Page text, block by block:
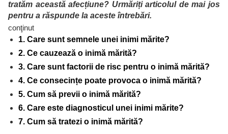
tratăm această afecțiune? Urmăriți articolul de mai jos
pentru a răspunde la aceste întrebări.
conţinut
1. Care sunt semnele unei inimi mărite?
2. Ce cauzează o inimă mărită?
3. Care sunt factorii de risc pentru o inimă mărită?
4. Ce consecințe poate provoca o inimă mărită?
5. Cum să previi o inimă mărită?
6. Care este diagnosticul unei inimi mărite?
7. Cum să tratezi o inimă mărită?